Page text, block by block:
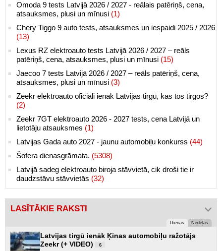
Omoda 9 tests Latvijā 2026 / 2027 - reālais patēriņš, cena,
atsauksmes, plusi un mīnusi (1)
Chery Tiggo 9 auto tests, atsauksmes un iespaidi 2025 / 2026
(13)
Lexus RZ elektroauto tests Latvijā 2026 / 2027 – reāls
patēriņš, cena, atsauksmes, plusi un mīnusi (15)
Jaecoo 7 tests Latvijā 2026 / 2027 – reāls patēriņš, cena,
atsauksmes, plusi un mīnusi (3)
Zeekr elektroauto oficiāli ienāk Latvijas tirgū, kas tos tirgos?
(2)
Zeekr 7GT elektroauto 2026 - 2027 tests, cena Latvijā un
lietotāju atsauksmes (1)
Latvijas Gada auto 2027 - jaunu automobiļu konkurss (44)
Šofera dienasgrāmata. (5308)
Latvijā sadeg elektroauto biroja stāvvietā, cik droši tie ir
daudzstāvu stāvvietās (32)
LASĪTĀKIE RAKSTI
Dienas Nedēļas
Latvijas tirgū ienāk Ķīnas automobiļu ražotājs
Zeekr (+ VIDEO)
6